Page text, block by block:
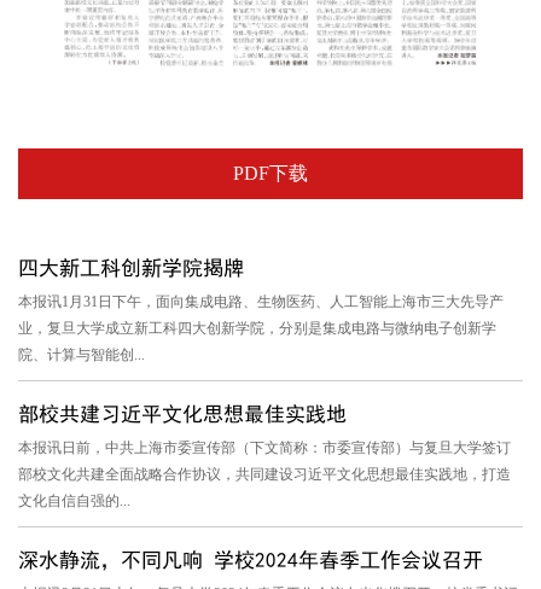
PDF下载
四大新工科创新学院揭牌
本报讯1月31日下午，面向集成电路、生物医药、人工智能上海市三大先导产
业，复旦大学成立新工科四大创新学院，分别是集成电路与微纳电子创新学
院、计算与智能创...
部校共建习近平文化思想最佳实践地
本报讯日前，中共上海市委宣传部（下文简称：市委宣传部）与复旦大学签订
部校文化共建全面战略合作协议，共同建设习近平文化思想最佳实践地，打造
文化自信自强的...
深水静流，不同凡响 学校2024年春季工作会议召开